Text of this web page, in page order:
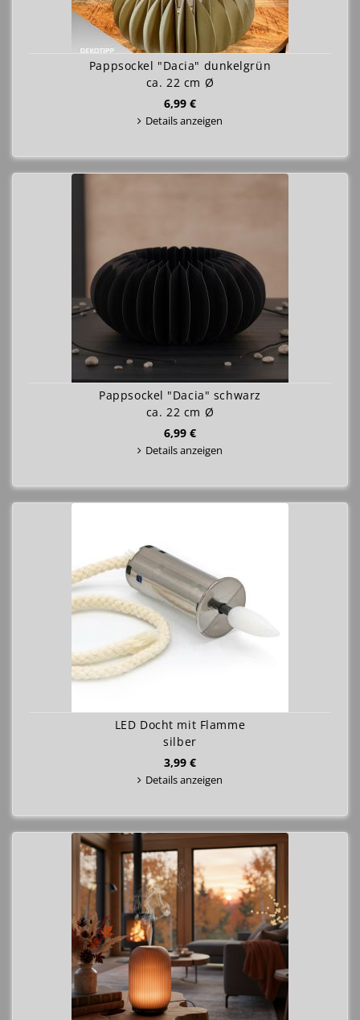
Pappsockel "Dacia" dunkelgrün
ca. 22 cm Ø
6,99 €
Details anzeigen
Pappsockel "Dacia" schwarz
ca. 22 cm Ø
6,99 €
Details anzeigen
LED Docht mit Flamme
silber
3,99 €
Details anzeigen